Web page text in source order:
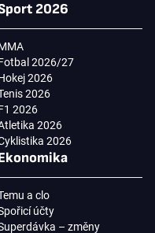
2026
2026/27
2026
2026
2026
2026
2026
a clo
účty
– změny